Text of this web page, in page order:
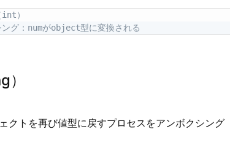
）
グ：numがobject型に変換される
クトを再び値型に戻すプロセスをアンボクシング